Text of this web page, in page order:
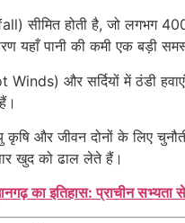
सीमित होती है, जो लगभग
यहाँ पानी की कमी एक बड़ी
Winds) और सर्दियों में ठंडी
कृषि और जीवन दोनों के लिए
खुद को ढाल लेते हैं।
का इतिहास: प्राचीन